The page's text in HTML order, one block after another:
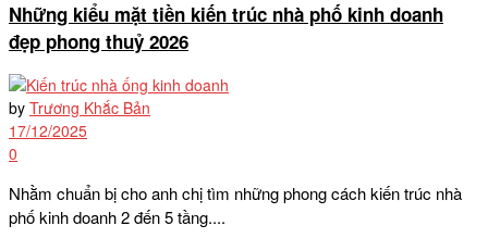
Những kiểu mặt tiền kiến trúc nhà phố kinh doanh
đẹp phong thuỷ 2026
by Trương Khắc Bản
17/12/2025
0
Nhằm chuẩn bị cho anh chị tìm những phong cách kiến trúc nhà
phố kinh doanh 2 đến 5 tầng....